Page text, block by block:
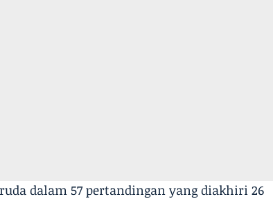
dalam 57 pertandingan yang diakhiri 26